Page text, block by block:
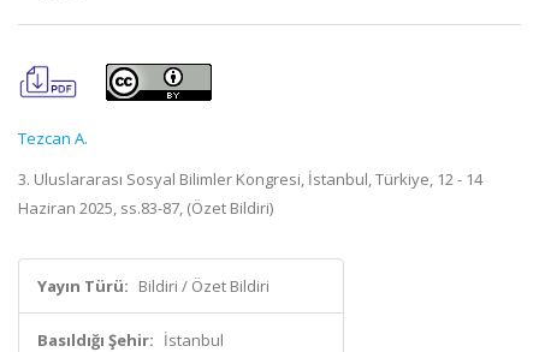
Tezcan A.
3. Uluslararası Sosyal Bilimler Kongresi, İstanbul, Türkiye, 12 - 14
Haziran 2025, ss.83-87, (Özet Bildiri)
Yayın Türü: Bildiri / Özet Bildiri
Basıldığı Şehir: İstanbul